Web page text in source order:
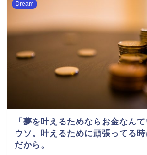
Dream
「夢を叶えるためならお金なん
ウソ。叶えるために頑張ってる
だから。